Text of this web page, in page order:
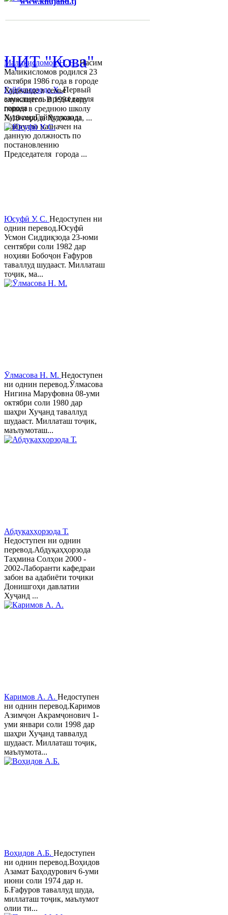
Гайбуллозода Х.Первый
заместитель председателя
города
ХуджандГайбуллозода
Хайрулло назначен на
данную должность по
постановлению
Председателя города ...
Маликисломов Н. Н.Насим
Маликисломов родился 23
октября 1986 года в городе
Худжанде в семье
служащего. В 1994 году
пошел в среднюю школу
№18 города Худжанда, ...
Юсуфӣ У. C. Недоступен ни
однин перевод.Юсуфӣ
Усмон Сиддиқзода 23-юми
сентябри соли 1982 дар
ноҳияи Бобоҷон Ғафуров
таваллуд шудааст. Миллаташ
тоҷик, ма...
Ӯлмасова Н. М. Недоступен
ни однин перевод.Ӯлмасова
Нигина Маруфовна 08-уми
октябри соли 1980 дар
шаҳри Хуҷанд таваллуд
шудааст. Миллаташ тоҷик,
маълумоташ...
Абдуқаҳҳорзода Т.
Недоступен ни однин
перевод.Абдуқаҳҳорзода
Таҳмина Солҳои 2000 -
2002-Лаборанти кафедраи
забон ва адабиёти тоҷики
Донишгоҳи давлатии
Хуҷанд ...
Каримов А. А. Недоступен
ни однин перевод.Каримов
Азимҷон Акрамҷонович 1-
уми январи соли 1998 дар
шаҳри Хуҷанд таввалуд
шудааст. Миллаташ тоҷик,
маълумота...
Воҳидов А.Б. Недоступен
ни однин перевод.Воҳидов
Азамат Баҳодурович 6-уми
июни соли 1974 дар н.
Б.Ғафуров таваллуд шуда,
миллаташ тоҷик, маълумот
олии ти...
ЦИТ "Кова"